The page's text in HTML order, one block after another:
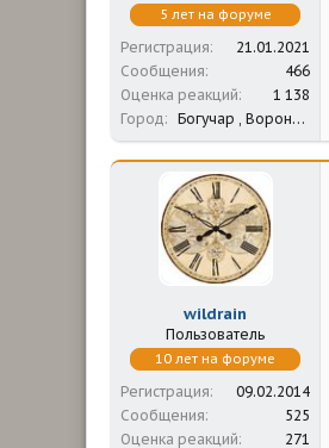
5 лет на форуме
Регистрация
21.01.2021
Сообщения
466
Оценка реакций
1 138
Город
Богучар , Воронежская обл.
wildrain
Пользователь
10 лет на форуме
Регистрация
09.02.2014
Сообщения
525
Оценка реакций
271